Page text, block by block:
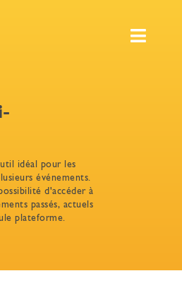
idéal pour les
événements.
d'accéder à
passés, actuels
plateforme.